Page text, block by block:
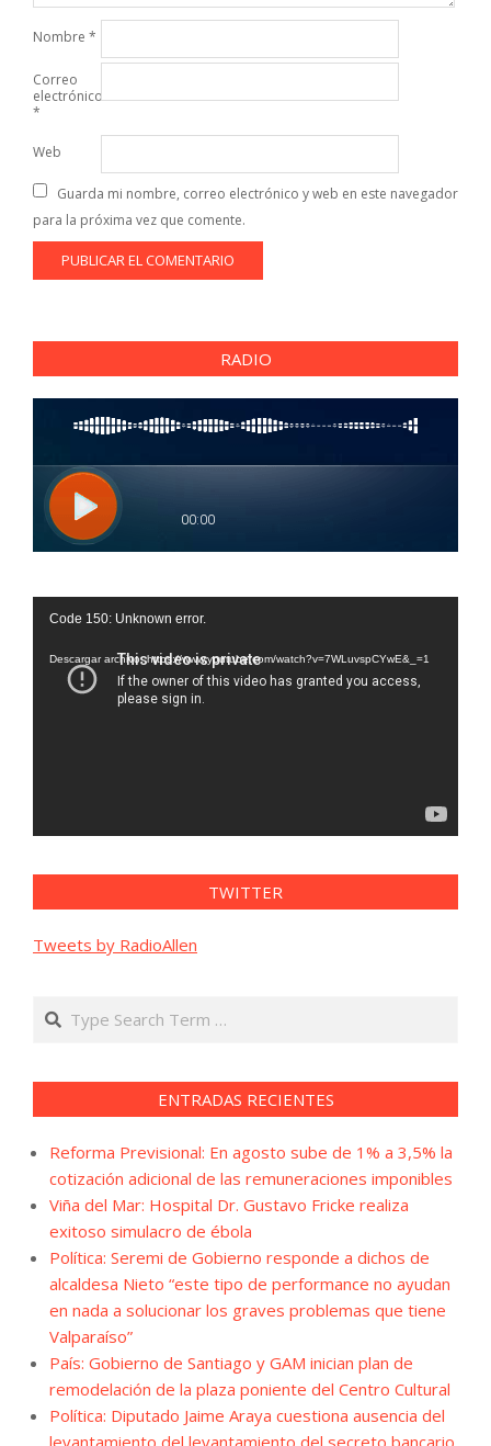
Nombre *
Correo
electrónico
*
Web
Guarda mi nombre, correo electrónico y web en este navegador
para la próxima vez que comente.
RADIO
Reproductor
vídeo
Code 150: Unknown error.
Descargar archivo: https://www.youtube.com/watch?v=7WLuvspCYwE&_=1
TWITTER
Tweets by RadioAllen
Search
ENTRADAS RECIENTES
Reforma Previsional: En agosto sube de 1% a 3,5% la
cotización adicional de las remuneraciones imponibles
Viña del Mar: Hospital Dr. Gustavo Fricke realiza
exitoso simulacro de ébola
Política: Seremi de Gobierno responde a dichos de
alcaldesa Nieto “este tipo de performance no ayudan
en nada a solucionar los graves problemas que tiene
Valparaíso”
País: Gobierno de Santiago y GAM inician plan de
remodelación de la plaza poniente del Centro Cultural
Política: Diputado Jaime Araya cuestiona ausencia del